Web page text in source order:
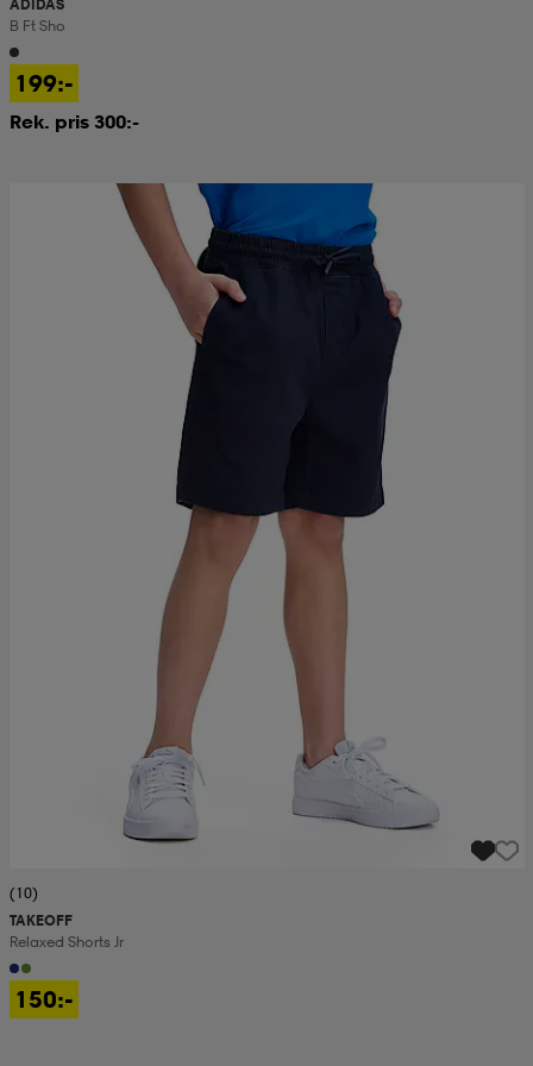
ADIDAS
B Ft Sho
199:-
Rek. pris 300:-
(10)
TAKEOFF
Relaxed Shorts Jr
150:-